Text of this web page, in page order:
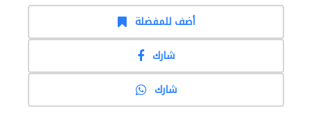
أضف للمفضلة
شارك
شارك